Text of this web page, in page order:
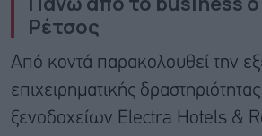
Ρέτσος
Από κοντά παρακολουθεί την
επιχειρηματικής
ξενοδοχείων Electra Hotels &